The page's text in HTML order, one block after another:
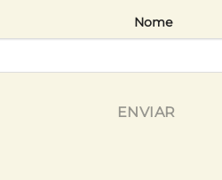
Nome
ENVIAR